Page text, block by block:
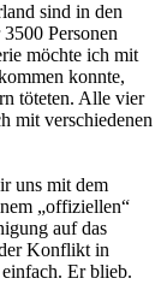
sind in den
Personen
möchte ich mit
konnte,
töteten. Alle vier
mit verschiedenen
uns mit dem
„offiziellen“
auf das
Konflikt in
Er blieb.